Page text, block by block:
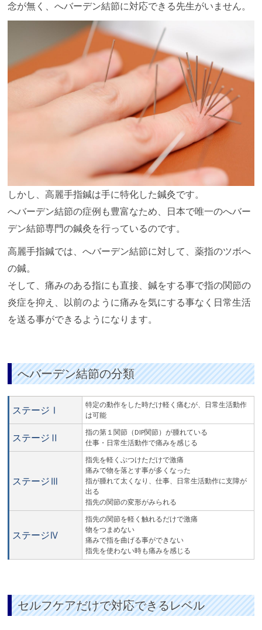
念が無く、へバーデン結節に対応できる先生がいません。
しかし、高麗手指鍼は手に特化した鍼灸です。
へバーデン結節の症例も豊富なため、日本で唯一のへバー
デン結節専門の鍼灸を行っているのです。
高麗手指鍼では、へバーデン結節に対して、薬指のツボへ
の鍼。
そして、痛みのある指にも直接、鍼をする事で指の関節の
炎症を抑え、以前のように痛みを気にする事なく日常生活
を送る事ができるようになります。
へバーデン結節の分類
ステージⅠ
特定の動作をした時だけ軽く痛むが、日常生活動作
は可能
ステージⅡ
指の第１関節（DIP関節）が腫れている
仕事・日常生活動作で痛みを感じる
ステージⅢ
指先を軽くぶつけただけで激痛
痛みで物を落とす事が多くなった
指が腫れて太くなり、仕事、日常生活動作に支障が
出る
指先の関節の変形がみられる
ステージⅣ
指先の関節を軽く触れるだけで激痛
物をつまめない
痛みで指を曲げる事ができない
指先を使わない時も痛みを感じる
セルフケアだけで対応できるレベル